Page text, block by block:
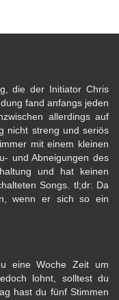
die der Initiator Chris
fand anfangs jeden
allerdings auf
nicht streng und seriös
mit einem kleinen
und Abneigungen des
und hat keinen
Songs. tl;dr: Da
wenn er sich so ein
eine Woche Zeit um
lohnt, solltest du
hast du fünf Stimmen